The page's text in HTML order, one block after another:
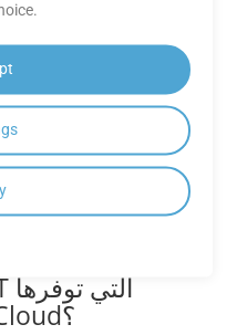
ما هو الفرق بين
الرموز الشريطية هي
خطوط متفاوتة العرض، غالبًا
الأبعاد قادرة على تخزين
GroupDocs.Parser Cloud؟